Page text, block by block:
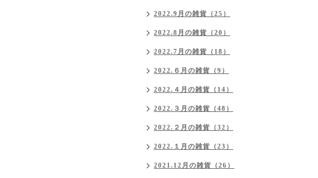
2022.9月の雑貨（25）
2022.8月の雑貨（20）
2022.7月の雑貨（18）
2022.６月の雑貨（9）
2022.４月の雑貨（14）
2022.３月の雑貨（48）
2022.２月の雑貨（32）
2022.１月の雑貨（23）
2021.12月の雑貨（26）